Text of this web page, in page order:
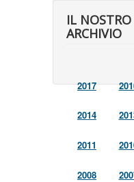
IL NOSTRO
ARCHIVIO
2017
2014
2011
2008